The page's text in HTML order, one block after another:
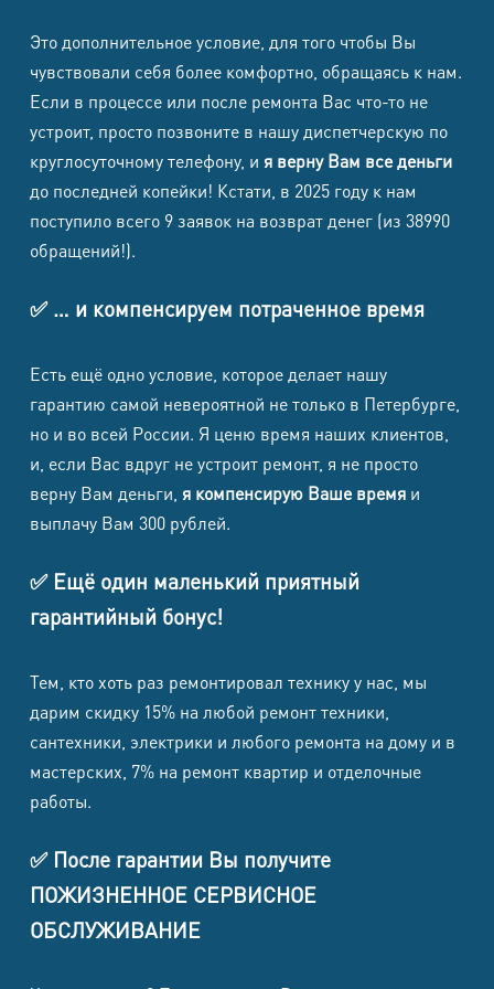
Ремонт нагревательного элемента
2 190 ₽
Ремонт термодатчика /
термопредохранителя
1 790 ₽
Ремонт платы управления /
2 690 ₽
Восстановление корпуса /
Чистка от пыли, волос и
1 390 ₽
Обогреватели, вентиляторы,
конвекторы
Наименование работ
Стоимость от
Ремонт кнопок / переключателей
режимов
термопредохранителя
1 790 ₽
Ремонт нагревательного элемента
Ремонт двигателя вентилятора
2 590 ₽
Ремонт датчика опрокидывания /
Ремонт платы управления /
дисплея
Ремонт таймера / пульта /
Это дополнительное условие, для того чтобы Вы
чувствовали себя более комфортно, обращаясь к нам.
Если в процессе или после ремонта Вас что-то не
устроит, просто позвоните в нашу диспетчерскую по
круглосуточному телефону, и я верну Вам все деньги
до последней копейки! Кстати, в 2025 году к нам
поступило всего 9 заявок на возврат денег (из 38990
обращений!).
✅ … и компенсируем потраченное время
Есть ещё одно условие, которое делает нашу
гарантию самой невероятной не только в Петербурге,
но и во всей России. Я ценю время наших клиентов,
и, если Вас вдруг не устроит ремонт, я не просто
верну Вам деньги, я компенсирую Ваше времяи
выплачу Вам 300 рублей.
✅ Ещё один маленький приятный
гарантийный бонус!
Тем, кто хоть раз ремонтировал технику у нас, мы
дарим скидку 15% на любой ремонт техники,
сантехники, электрики и любого ремонта на дому и в
мастерских, 7% на ремонт квартир и отделочные
работы.
✅ После гарантии Вы получите
ПОЖИЗНЕННОЕ СЕРВИСНОЕ
ОБСЛУЖИВАНИЕ